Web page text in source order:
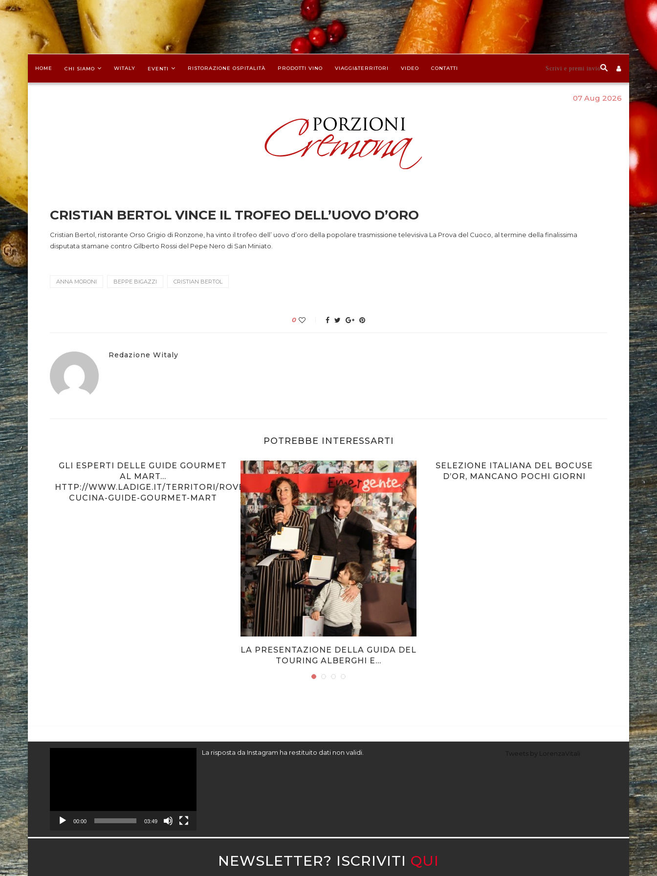
HOME CHI SIAMO WITALY EVENTI RISTORAZIONE OSPITALITÀ PRODOTTI VINO VIAGGI&TERRITORI VIDEO CONTATTI
07 Aug 2026
CRISTIAN BERTOL VINCE IL TROFEO DELL’UOVO D’ORO
Cristian Bertol, ristorante Orso Grigio di Ronzone, ha vinto il trofeo dell’ uovo d’oro della popolare trasmissione televisiva La Prova del Cuoco, al termine della finalissima
disputata stamane contro Gilberto Rossi del Pepe Nero di San Miniato.
ANNA MORONI BEPPE BIGAZZI CRISTIAN BERTOL
0
Redazione Witaly
POTREBBE INTERESSARTI
GLI ESPERTI DELLE GUIDE GOURMET
AL MART…
HTTP://WWW.LADIGE.IT/TERRITORI/ROVERETO/2018/04/24/ALTA-
CUCINA-GUIDE-GOURMET-MART
LA PRESENTAZIONE DELLA GUIDA DEL
TOURING ALBERGHI E...
SELEZIONE ITALIANA DEL BOCUSE
D’OR, MANCANO POCHI GIORNI
00:00 03:49
La risposta da Instagram ha restituito dati non validi. Tweets by LorenzaVitali
NEWSLETTER? ISCRIVITI QUI